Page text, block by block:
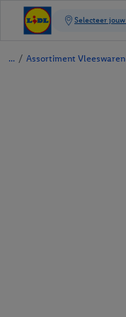
/ Assortiment Vleeswaren